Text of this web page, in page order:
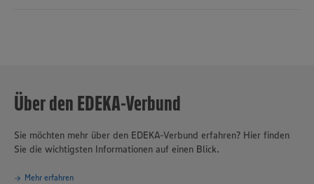
Über den EDEKA-Verbund
Sie möchten mehr über den EDEKA-Verbund erfahren? Hier finden
Sie die wichtigsten Informationen auf einen Blick.
Mehr erfahren